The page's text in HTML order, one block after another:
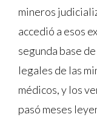
mineros
accedió a esos
segunda base
legales de las
médicos, y los
pasó meses